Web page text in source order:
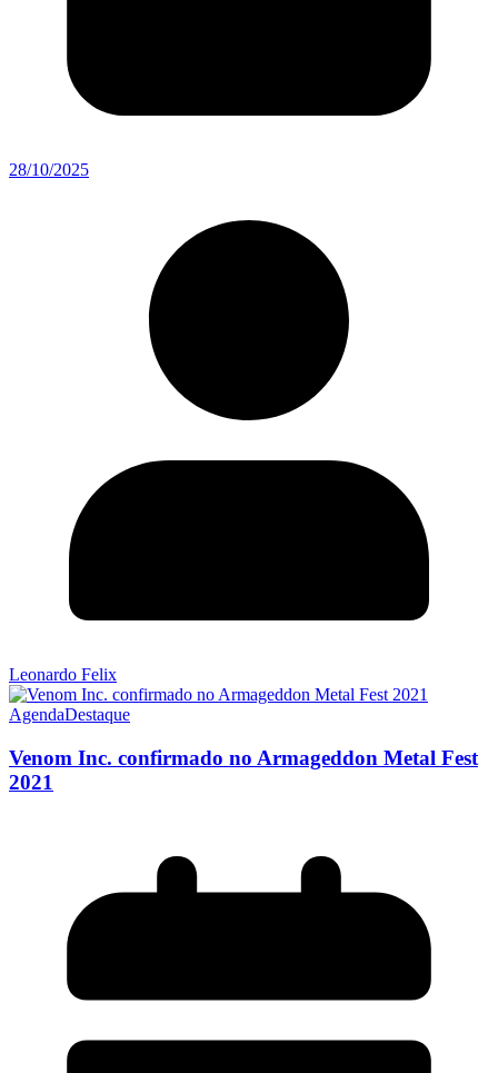
28/10/2025
Leonardo Felix
AgendaDestaque
Venom Inc. confirmado no Armageddon Metal Fest
2021